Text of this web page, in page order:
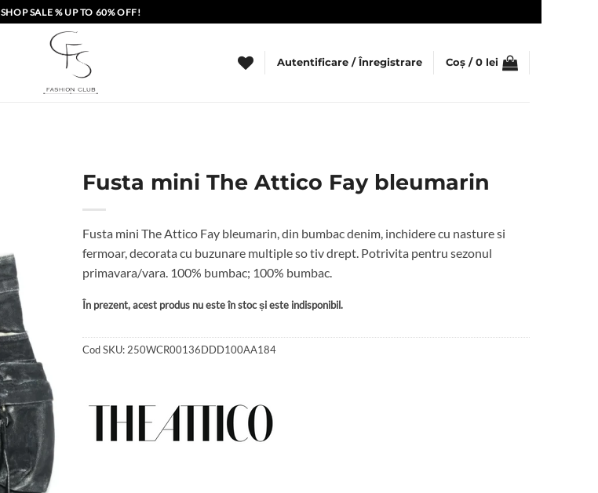
SHOP SALE % UP TO 60% OFF!
Autentificare / Înregistrare Coș / 0 lei
Fusta mini The Attico Fay bleumarin
Fusta mini The Attico Fay bleumarin, din bumbac denim, inchidere cu nasture si
fermoar, decorata cu buzunare multiple so tiv drept. Potrivita pentru sezonul
primavara/vara. 100% bumbac; 100% bumbac.
În prezent, acest produs nu este în stoc și este indisponibil.
Cod SKU:250WCR00136DDD100AA184